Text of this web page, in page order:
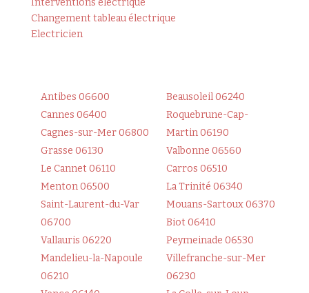
Changement tableau électrique
Electricien
Antibes 06600
Cannes 06400
Cagnes-sur-Mer 06800
Grasse 06130
Le Cannet 06110
Menton 06500
Saint-Laurent-du-Var
06700
Vallauris 06220
Mandelieu-la-Napoule
06210
Beausoleil 06240
Roquebrune-Cap-
Martin 06190
Valbonne 06560
Carros 06510
La Trinité 06340
Mouans-Sartoux 06370
Biot 06410
Peymeinade 06530
Villefranche-sur-Mer
06230